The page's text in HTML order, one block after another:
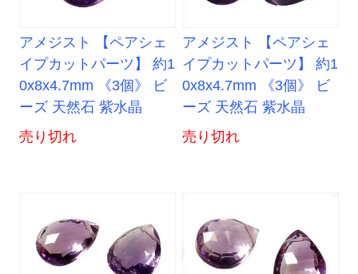
アメジスト 【ペアシェ
イプカットパーツ】 約1
0x8x4.7mm 《3個》 ビ
ーズ 天然石 紫水晶
売り切れ
アメジスト 【ペアシェ
イプカットパーツ】 約1
0x8x4.7mm 《3個》 ビ
ーズ 天然石 紫水晶
売り切れ